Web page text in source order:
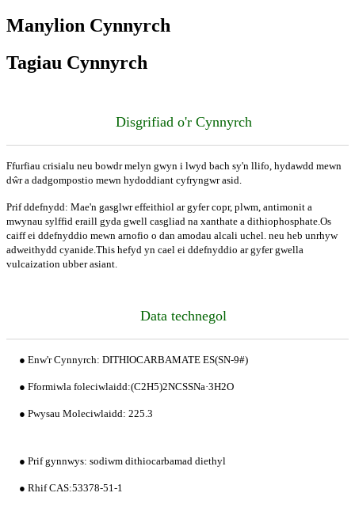
Manylion Cynnyrch
Tagiau Cynnyrch
Disgrifiad o'r Cynnyrch
Ffurfiau crisialu neu bowdr melyn gwyn i lwyd bach sy'n llifo, hydawdd mewn
dŵr a dadgompostio mewn hydoddiant cyfryngwr asid.
Prif ddefnydd: Mae'n gasglwr effeithiol ar gyfer copr, plwm, antimonit a
mwynau sylffid eraill gyda gwell casgliad na xanthate a dithiophosphate.Os
caiff ei ddefnyddio mewn arnofio o dan amodau alcali uchel. neu heb unrhyw
adweithydd cyanide.This hefyd yn cael ei ddefnyddio ar gyfer gwella
vulcaization ubber asiant.
Data technegol
● Enw'r Cynnyrch: DITHIOCARBAMATE ES(SN-9#)
● Fformiwla foleciwlaidd:(C2H5)2NCSSNa·3H2O
● Pwysau Moleciwlaidd: 225.3
● Prif gynnwys: sodiwm dithiocarbamad diethyl
● Rhif CAS:53378-51-1